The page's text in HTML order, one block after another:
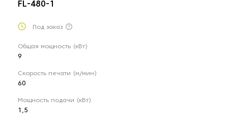
FL-480-1
Под заказ
Общая мощность (кВт)
9
Скорость печати (м/мин)
60
Мощность подачи (кВт)
1,5